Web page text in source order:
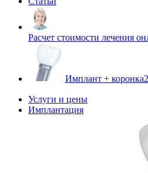
Расчет стоимости лечения
Имплант + коронка
Услуги и цены
Имплантация